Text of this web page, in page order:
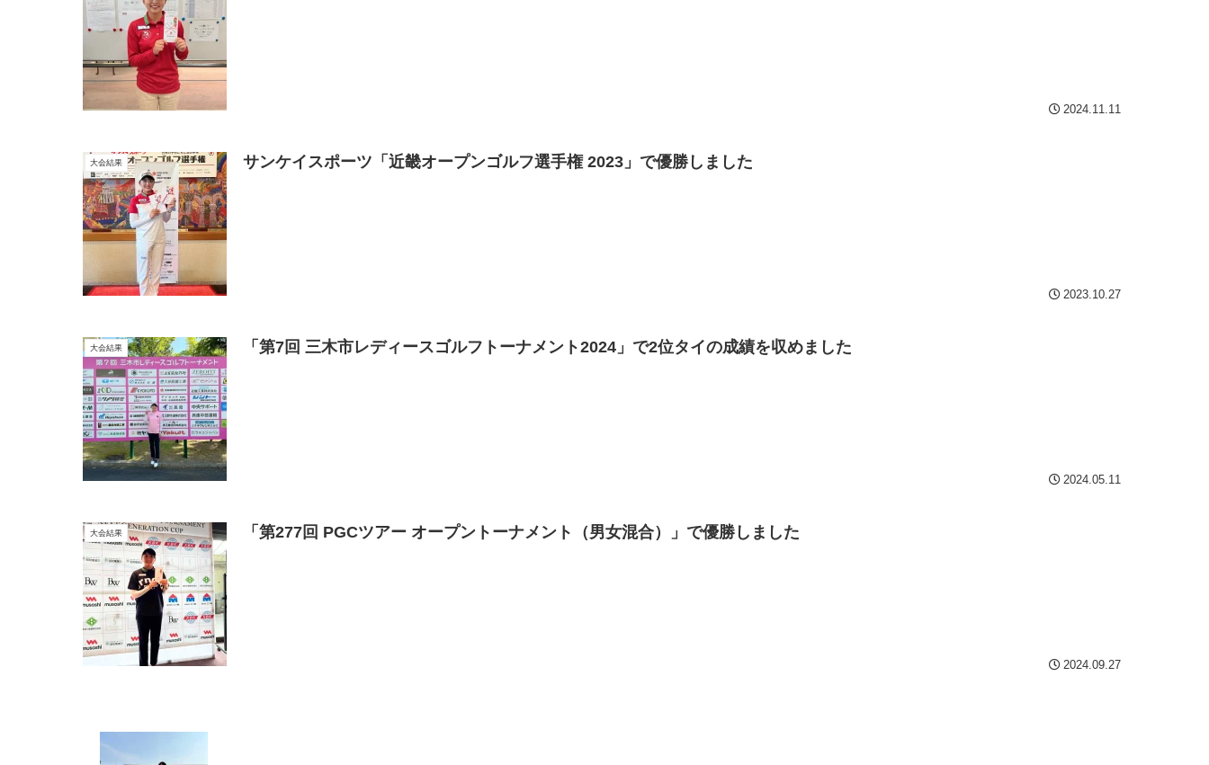
2024.11.11
大会結果 サンケイスポーツ「近畿オープンゴルフ選手権 2023」で優勝しました
2023.10.27
大会結果 「第7回 三木市レディースゴルフトーナメント2024」で2位タイの成績を収めました
2024.05.11
大会結果 「第277回 PGCツアー オープントーナメント（男女混合）」で優勝しました
2024.09.27